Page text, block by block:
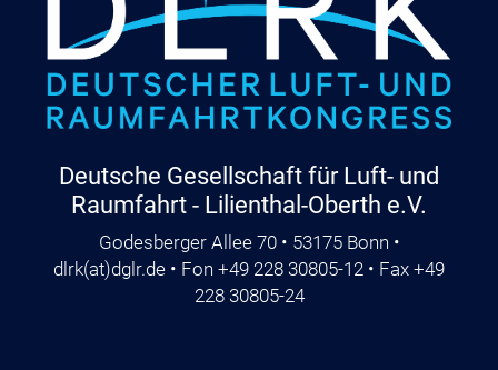
Deutsche Gesellschaft für Luft- und
Raumfahrt - Lilienthal-Oberth e.V.
Godesberger Allee 70 • 53175 Bonn •
dlrk(at)dglr.de • Fon +49 228 30805-12 • Fax +49
228 30805-24